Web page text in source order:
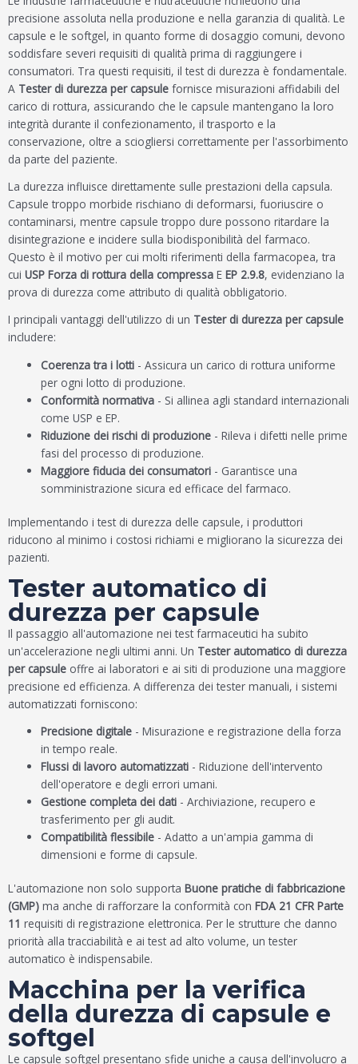
precisione assoluta nella produzione e nella garanzia di qualità. Le
capsule e le softgel, in quanto forme di dosaggio comuni, devono
soddisfare severi requisiti di qualità prima di raggiungere i
consumatori. Tra questi requisiti, il test di durezza è fondamentale.
A Tester di durezza per capsule fornisce misurazioni affidabili del
carico di rottura, assicurando che le capsule mantengano la loro
integrità durante il confezionamento, il trasporto e la
conservazione, oltre a sciogliersi correttamente per l'assorbimento
da parte del paziente.
La durezza influisce direttamente sulle prestazioni della capsula.
Capsule troppo morbide rischiano di deformarsi, fuoriuscire o
contaminarsi, mentre capsule troppo dure possono ritardare la
disintegrazione e incidere sulla biodisponibilità del farmaco.
Questo è il motivo per cui molti riferimenti della farmacopea, tra
cui USP Forza di rottura della compressa E EP 2.9.8, evidenziano la
prova di durezza come attributo di qualità obbligatorio.
I principali vantaggi dell'utilizzo di un Tester di durezza per capsule
includere:
Coerenza tra i lotti - Assicura un carico di rottura uniforme
per ogni lotto di produzione.
Conformità normativa - Si allinea agli standard internazionali
come USP e EP.
Riduzione dei rischi di produzione - Rileva i difetti nelle prime
fasi del processo di produzione.
Maggiore fiducia dei consumatori - Garantisce una
somministrazione sicura ed efficace del farmaco.
Implementando i test di durezza delle capsule, i produttori
riducono al minimo i costosi richiami e migliorano la sicurezza dei
pazienti.
Tester automatico di
durezza per capsule
Il passaggio all'automazione nei test farmaceutici ha subito
un'accelerazione negli ultimi anni. Un Tester automatico di durezza
per capsule offre ai laboratori e ai siti di produzione una maggiore
precisione ed efficienza. A differenza dei tester manuali, i sistemi
automatizzati forniscono:
Precisione digitale - Misurazione e registrazione della forza
in tempo reale.
Flussi di lavoro automatizzati - Riduzione dell'intervento
dell'operatore e degli errori umani.
Gestione completa dei dati - Archiviazione, recupero e
trasferimento per gli audit.
Compatibilità flessibile - Adatto a un'ampia gamma di
dimensioni e forme di capsule.
L'automazione non solo supporta Buone pratiche di fabbricazione
(GMP) ma anche di rafforzare la conformità con FDA 21 CFR Parte
11 requisiti di registrazione elettronica. Per le strutture che danno
priorità alla tracciabilità e ai test ad alto volume, un tester
automatico è indispensabile.
Macchina per la verifica
della durezza di capsule e
softgel
Le capsule softgel presentano sfide uniche a causa dell'involucro a